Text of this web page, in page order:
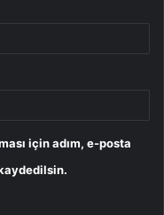
için adım, e-posta